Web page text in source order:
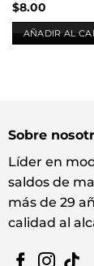
$8.00
AÑADIR AL
Sobre
Líder en
saldos de
más de 29
calidad al